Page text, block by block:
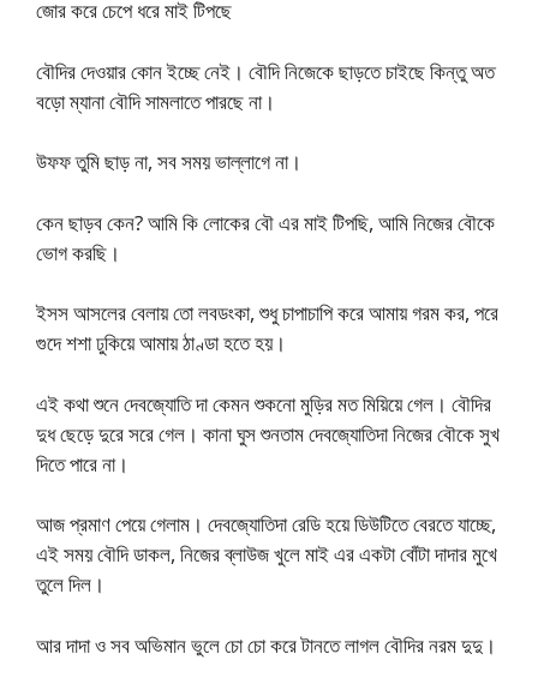
জোর করে চেপে ধরে মাই টিপছে
বৌদির দেওয়ার কোন ইচ্ছে নেই। বৌদি নিজেকে ছাড়তে চাইছে কিন্তু অত
বড়ো ম্যানা বৌদি সামলাতে পারছে না।
উফফ তুমি ছাড় না, সব সময় ভাল্লাগে না।
কেন ছাড়ব কেন? আমি কি লোকের বৌ এর মাই টিপছি, আমি নিজের বৌকে
ভোগ করছি।
ইসস আসলের বেলায় তো লবডংকা, শুধু চাপাচাপি করে আমায় গরম কর, পরে
গুদে শশা ঢুকিয়ে আমায় ঠাণ্ডা হতে হয়।
এই কথা শুনে দেবজ্যোতি দা কেমন শুকনো মুড়ির মত মিয়িয়ে গেল। বৌদির
দুধ ছেড়ে দুরে সরে গেল। কানা ঘুস শুনতাম দেবজ্যোতিদা নিজের বৌকে সুখ
দিতে পারে না।
আজ প্রমাণ পেয়ে গেলাম। দেবজ্যোতিদা রেডি হয়ে ডিউটিতে বেরতে যাচ্ছে,
এই সময় বৌদি ডাকল, নিজের ব্লাউজ খুলে মাই এর একটা বোঁটা দাদার মুখে
তুলে দিল।
আর দাদা ও সব অভিমান ভুলে চো চো করে টানতে লাগল বৌদির নরম দুদু।